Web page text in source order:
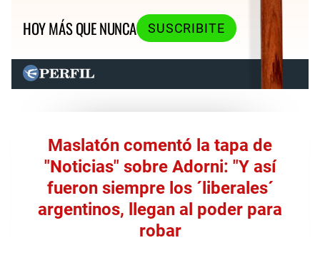
HOY MÁS QUE NUNCA
SUSCRIBITE
Maslatón comentó la tapa de
"Noticias" sobre Adorni: "Y así
fueron siempre los ´liberales´
argentinos, llegan al poder para
robar